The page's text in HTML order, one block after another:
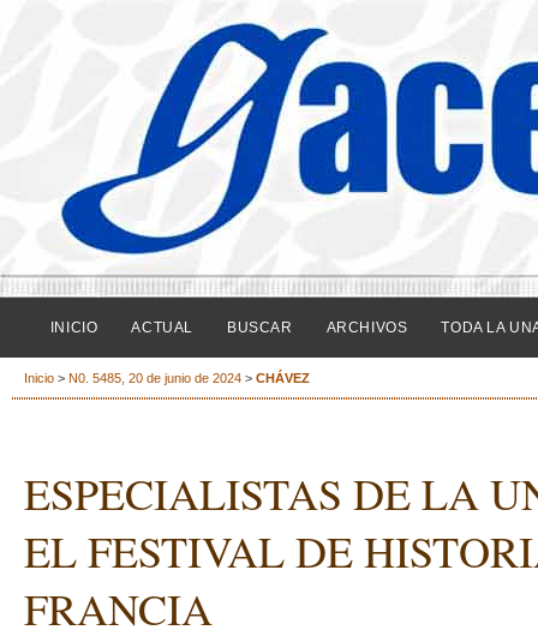
INICIO ACTUAL BUSCAR ARCHIVOS TODA LA
Inicio > N0. 5485, 20 de junio de 2024 > CHÁVEZ
ESPECIALISTAS DE LA
EL FESTIVAL DE
FRANCIA